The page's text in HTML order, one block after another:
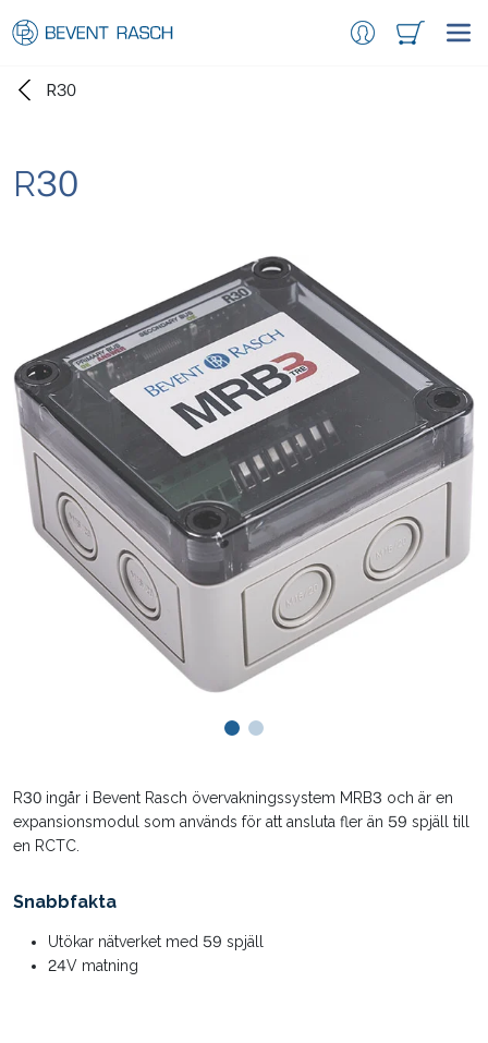
R30
R30
R30 ingår i Bevent Rasch övervakningssystem MRB3 och är en
expansionsmodul som används för att ansluta fler än 59 spjäll till
en RCTC.
Snabbfakta
Utökar nätverket med 59 spjäll
24V matning